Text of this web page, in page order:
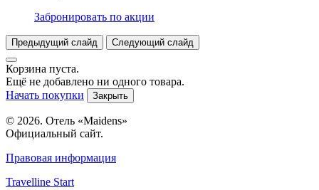
Забронировать по акции
Предыдущий слайд Следующий слайд
Корзина пуста.
Ещё не добавлено ни одного товара.
Начать покупки
Закрыть
© 2026. Отель «Maidens»
Официальный сайт.
Правовая информация
Travelline Start